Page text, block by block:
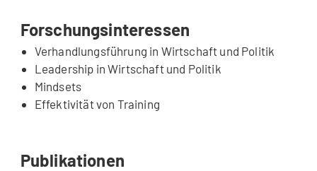
Forschungsinteressen
Verhandlungsführung in Wirtschaft und Politik
Leadership in Wirtschaft und Politik
Mindsets
Effektivität von Training
Publikationen